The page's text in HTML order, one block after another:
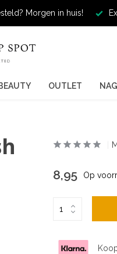
Morgen in huis!
OUTLET
8,95 Op